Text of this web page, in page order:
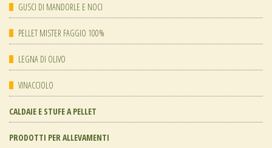
GUSCI DI MANDORLE E NOCI
PELLET MISTER FAGGIO 100%
LEGNA DI OLIVO
VINACCIOLO
CALDAIE E STUFE A PELLET
PRODOTTI PER ALLEVAMENTI